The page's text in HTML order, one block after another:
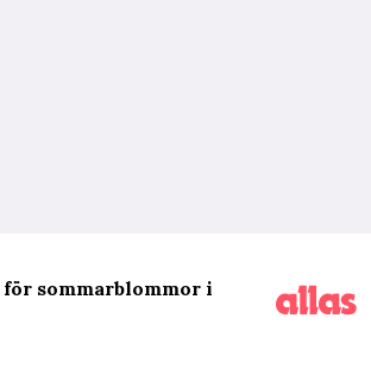
för sommarblommor i